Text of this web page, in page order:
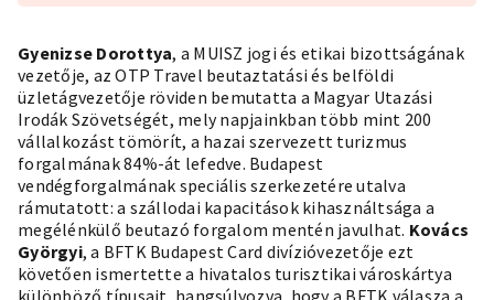
Gyenizse Dorottya, a MUISZ jogi és etikai bizottságának
vezetője, az OTP Travel beutaztatási és belföldi
üzletágvezetője röviden bemutatta a Magyar Utazási
Irodák Szövetségét, mely napjainkban több mint 200
vállalkozást tömörít, a hazai szervezett turizmus
forgalmának 84%-át lefedve. Budapest
vendégforgalmának speciális szerkezetére utalva
rámutatott: a szállodai kapacitások kihasználtsága a
megélénkülő beutazó forgalom mentén javulhat. Kovács
Györgyi, a BFTK Budapest Card divízióvezetője ezt
követően ismertette a hivatalos turisztikai városkártya